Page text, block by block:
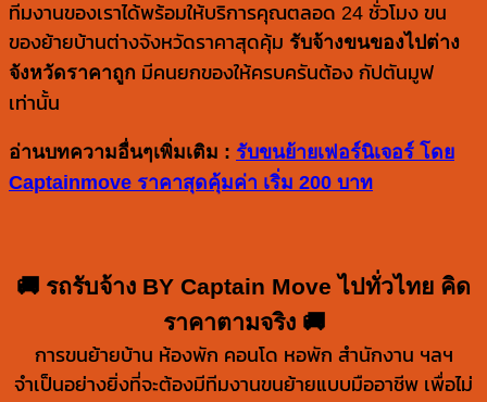
ทีมงานของเราได้พร้อมให้บริการคุณตลอด 24 ชั่วโมง ขน
ของย้ายบ้านต่างจังหวัดราคาสุดคุ้ม รับจ้างขนของไปต่าง
จังหวัดราคาถูก มีคนยกของให้ครบครันต้อง กัปตันมูฟ
เท่านั้น
อ่านบทความอื่นๆเพิ่มเติม : รับขนย้ายเฟอร์นิเจอร์ โดย
Captainmove ราคาสุดคุ้มค่า เริ่ม 200 บาท
🚚 รถรับจ้าง BY Captain Move ไปทั่วไทย คิด
ราคาตามจริง 🚚
การขนย้ายบ้าน ห้องพัก คอนโด หอพัก สำนักงาน ฯลฯ
จำเป็นอย่างยิ่งที่จะต้องมีทีมงานขนย้ายแบบมืออาชีพ เพื่อไม่